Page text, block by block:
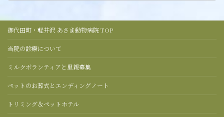
御代田町・軽井沢 あさま動物病院 TOP
当院の診療について
ミルクボランティアと里親募集
ペットのお葬式とエンディングノート
トリミング＆ペットホテル